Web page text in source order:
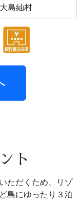
島紬村
ト
ただくため、リゾ
島にゆったり３泊